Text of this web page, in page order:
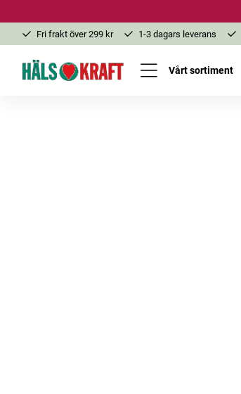
Fri frakt över 299 kr 1-3 dagars leverans
Vårt sortiment